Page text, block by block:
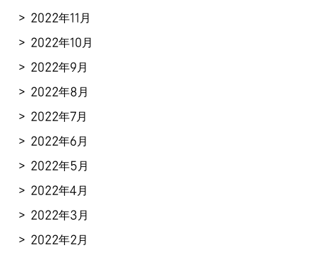
2022年11月
2022年10月
2022年9月
2022年8月
2022年7月
2022年6月
2022年5月
2022年4月
2022年3月
2022年2月